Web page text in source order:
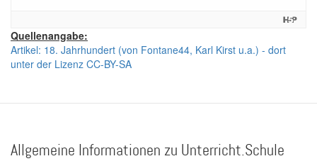
Quellenangabe:
Artikel: 18. Jahrhundert (von Fontane44, Karl Kirst u.a.) - dort
unter der Lizenz CC-BY-SA
Allgemeine Informationen zu Unterricht.Schule